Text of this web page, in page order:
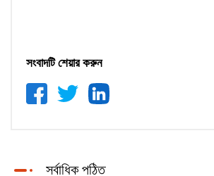
সংবাদটি শেয়ার করুন
সর্বাধিক পঠিত